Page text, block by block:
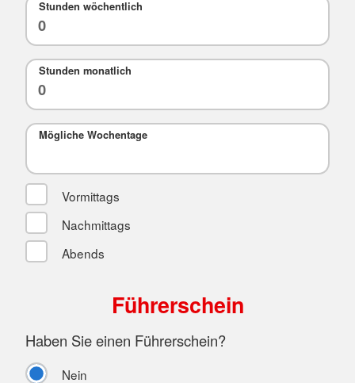
Stunden wöchentlich
Stunden monatlich
Mögliche Wochentage
Vormittags
Nachmittags
Abends
Führerschein
Haben Sie einen Führerschein?
Nein